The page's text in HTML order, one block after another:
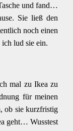
und fand…
Sie ließ den
noch einen
lud sie ein.
mal zu Ikea zu
für meinen
ob sie kurzfristig
geht… Wusstest